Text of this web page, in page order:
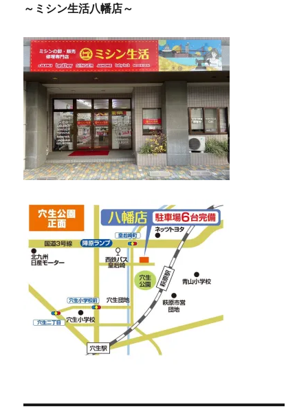
～ミシン生活八幡店～